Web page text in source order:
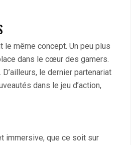
le même concept. Un peu plus
dans le cœur des gamers.
le dernier partenariat
dans le jeu d’action,
immersive, que ce soit sur